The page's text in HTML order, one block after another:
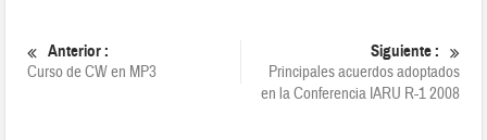
Anterior :
Curso de CW en MP3
Siguiente :
Principales acuerdos adoptados
en la Conferencia IARU R-1 2008